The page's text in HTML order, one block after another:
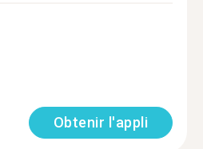
Obtenir l'appli